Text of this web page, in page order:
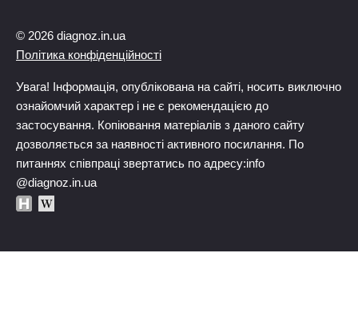
© 2026 diagnoz.in.ua
Політика конфіденційності
Увага! Інформація, опублікована на сайті, носить виключно
ознайомчий характер і не є рекомендацією до
застосування. Копіювання матеріалів з даного сайту
дозволяється за наявності активного посилання. По
питаннях співпраці звертатись по адресу:info
@diagnoz.in.ua